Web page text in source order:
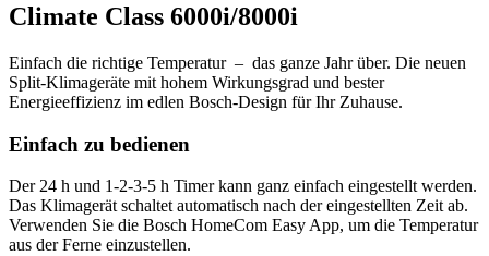
Climate Class 6000i/8000i
Einfach die richtige Temperatur – das ganze Jahr über. Die neuen
Split-Klimageräte mit hohem Wirkungsgrad und bester
Energieeffizienz im edlen Bosch-Design für Ihr Zuhause.
Einfach zu bedienen
Der 24 h und 1-2-3-5 h Timer kann ganz einfach eingestellt werden.
Das Klimagerät schaltet automatisch nach der eingestellten Zeit ab.
Verwenden Sie die Bosch HomeCom Easy App, um die Temperatur
aus der Ferne einzustellen.